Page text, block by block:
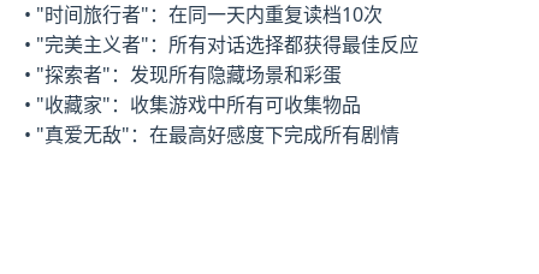
• "时间旅行者"：在同一天内重复读档10次
• "完美主义者"：所有对话选择都获得最佳反应
• "探索者"：发现所有隐藏场景和彩蛋
• "收藏家"：收集游戏中所有可收集物品
• "真爱无敌"：在最高好感度下完成所有剧情